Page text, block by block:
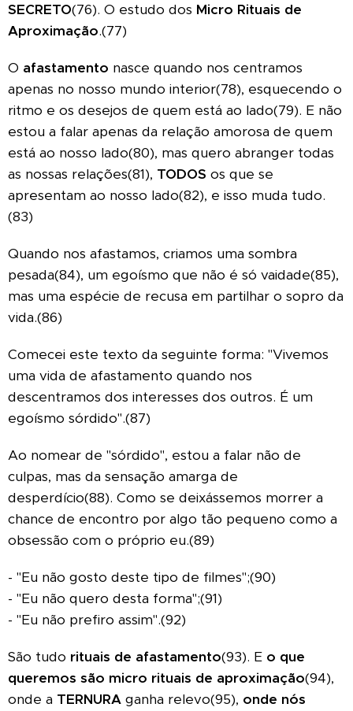
SECRETO(76). O estudo dos Micro Rituais de
Aproximação.(77)
O afastamento nasce quando nos centramos
apenas no nosso mundo interior(78), esquecendo o
ritmo e os desejos de quem está ao lado(79). E não
estou a falar apenas da relação amorosa de quem
está ao nosso lado(80), mas quero abranger todas
as nossas relações(81), TODOS os que se
apresentam ao nosso lado(82), e isso muda tudo.
(83)
Quando nos afastamos, criamos uma sombra
pesada(84), um egoísmo que não é só vaidade(85),
mas uma espécie de recusa em partilhar o sopro da
vida.(86)
Comecei este texto da seguinte forma: "Vivemos
uma vida de afastamento quando nos
descentramos dos interesses dos outros. É um
egoísmo sórdido".(87)
Ao nomear de "sórdido", estou a falar não de
culpas, mas da sensação amarga de
desperdício(88). Como se deixássemos morrer a
chance de encontro por algo tão pequeno como a
obsessão com o próprio eu.(89)
- "Eu não gosto deste tipo de filmes";(90)
- "Eu não quero desta forma";(91)
- "Eu não prefiro assim".(92)
São tudo rituais de afastamento(93). E o que
queremos são micro rituais de aproximação(94),
onde a TERNURA ganha relevo(95), onde nós